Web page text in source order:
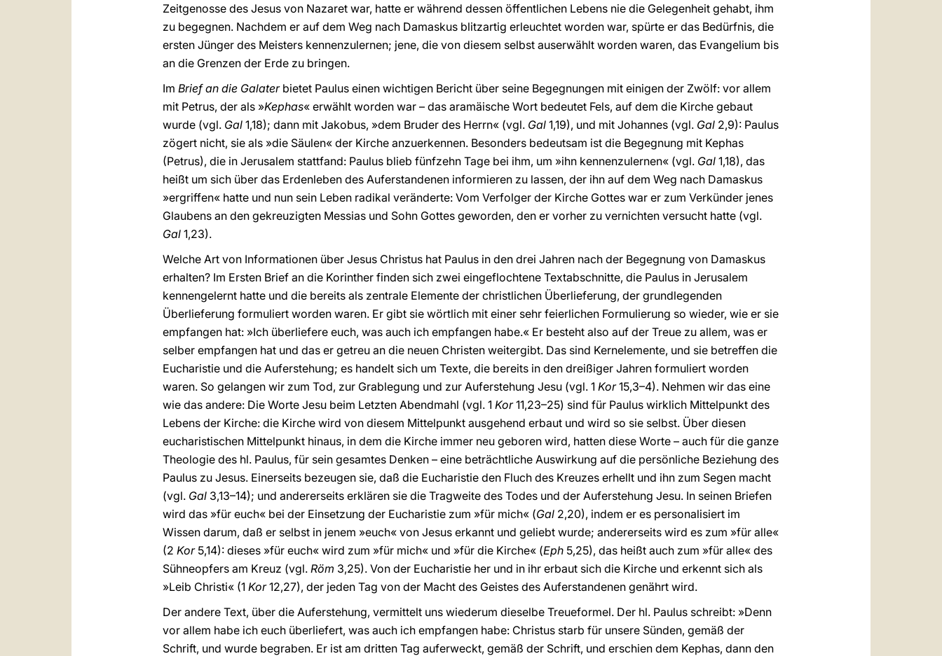
Zeitgenosse des Jesus von Nazaret war, hatte er während dessen öffentlichen Lebens nie die Gelegenheit gehabt, ihm
zu begegnen. Nachdem er auf dem Weg nach Damaskus blitzartig erleuchtet worden war, spürte er das Bedürfnis, die
ersten Jünger des Meisters kennenzulernen; jene, die von diesem selbst auserwählt worden waren, das Evangelium bis
an die Grenzen der Erde zu bringen.
Im Brief an die Galaterbietet Paulus einen wichtigen Bericht über seine Begegnungen mit einigen der Zwölf: vor allem
mit Petrus, der als »Kephas« erwählt worden war – das aramäische Wort bedeutet Fels, auf dem die Kirche gebaut
wurde (vgl. Gal 1,18); dann mit Jakobus, »dem Bruder des Herrn« (vgl. Gal 1,19), und mit Johannes (vgl. Gal 2,9): Paulus
zögert nicht, sie als »die Säulen« der Kirche anzuerkennen. Besonders bedeutsam ist die Begegnung mit Kephas
(Petrus), die in Jerusalem stattfand: Paulus blieb fünfzehn Tage bei ihm, um »ihn kennenzulernen« (vgl. Gal 1,18), das
heißt um sich über das Erdenleben des Auferstandenen informieren zu lassen, der ihn auf dem Weg nach Damaskus
»ergriffen« hatte und nun sein Leben radikal veränderte: Vom Verfolger der Kirche Gottes war er zum Verkünder jenes
Glaubens an den gekreuzigten Messias und Sohn Gottes geworden, den er vorher zu vernichten versucht hatte (vgl.
Gal 1,23).
Welche Art von Informationen über Jesus Christus hat Paulus in den drei Jahren nach der Begegnung von Damaskus
erhalten? Im Ersten Brief an die Korinther finden sich zwei eingeflochtene Textabschnitte, die Paulus in Jerusalem
kennengelernt hatte und die bereits als zentrale Elemente der christlichen Überlieferung, der grundlegenden
Überlieferung formuliert worden waren. Er gibt sie wörtlich mit einer sehr feierlichen Formulierung so wieder, wie er sie
empfangen hat: »Ich überliefere euch, was auch ich empfangen habe.« Er besteht also auf der Treue zu allem, was er
selber empfangen hat und das er getreu an die neuen Christen weitergibt. Das sind Kernelemente, und sie betreffen die
Eucharistie und die Auferstehung; es handelt sich um Texte, die bereits in den dreißiger Jahren formuliert worden
waren. So gelangen wir zum Tod, zur Grablegung und zur Auferstehung Jesu (vgl. 1 Kor15,3–4). Nehmen wir das eine
wie das andere: Die Worte Jesu beim Letzten Abendmahl (vgl. 1 Kor11,23–25) sind für Paulus wirklich Mittelpunkt des
Lebens der Kirche: die Kirche wird von diesem Mittelpunkt ausgehend erbaut und wird so sie selbst. Über diesen
eucharistischen Mittelpunkt hinaus, in dem die Kirche immer neu geboren wird, hatten diese Worte – auch für die ganze
Theologie des hl. Paulus, für sein gesamtes Denken – eine beträchtliche Auswirkung auf die persönliche Beziehung des
Paulus zu Jesus. Einerseits bezeugen sie, daß die Eucharistie den Fluch des Kreuzes erhellt und ihn zum Segen macht
(vgl. Gal 3,13–14); und andererseits erklären sie die Tragweite des Todes und der Auferstehung Jesu. In seinen Briefen
wird das »für euch« bei der Einsetzung der Eucharistie zum »für mich« (Gal 2,20), indem er es personalisiert im
Wissen darum, daß er selbst in jenem »euch« von Jesus erkannt und geliebt wurde; andererseits wird es zum »für alle«
(2 Kor 5,14): dieses »für euch« wird zum »für mich« und »für die Kirche« (Eph 5,25), das heißt auch zum »für alle« des
Sühneopfers am Kreuz (vgl. Röm 3,25). Von der Eucharistie her und in ihr erbaut sich die Kirche und erkennt sich als
»Leib Christi« (1 Kor12,27), der jeden Tag von der Macht des Geistes des Auferstandenen genährt wird.
Der andere Text, über die Auferstehung, vermittelt uns wiederum dieselbe Treueformel. Der hl. Paulus schreibt: »Denn
vor allem habe ich euch überliefert, was auch ich empfangen habe: Christus starb für unsere Sünden, gemäß der
Schrift, und wurde begraben. Er ist am dritten Tag auferweckt, gemäß der Schrift, und erschien dem Kephas, dann den